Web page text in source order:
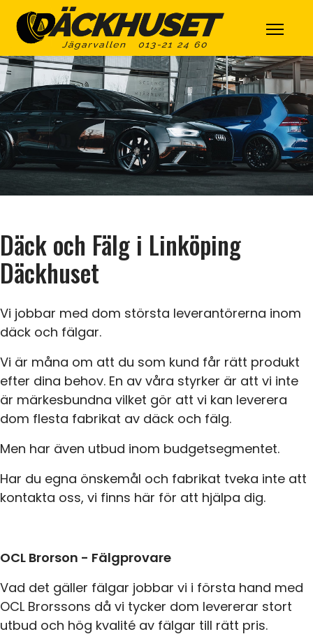
Däck och Fälg i Linköping
Däckhuset
Vi jobbar med dom största leverantörerna inom
däck och fälgar.
Vi är måna om att du som kund får rätt produkt
efter dina behov. En av våra styrker är att vi inte
är märkesbundna vilket gör att vi kan leverera
dom flesta fabrikat av däck och fälg.
Men har även utbud inom budgetsegmentet.
Har du egna önskemål och fabrikat tveka inte att
kontakta oss, vi finns här för att hjälpa dig.
OCL Brorson - Fälgprovare
Vad det gäller fälgar jobbar vi i första hand med
OCL Brorssons då vi tycker dom levererar stort
utbud och hög kvalité av fälgar till rätt pris.